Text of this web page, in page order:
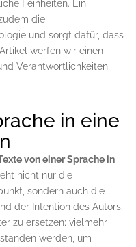
Feinheiten. Ein
die
und sorgt dafür, dass
werfen wir einen
Verantwortlichkeiten,
in eine
von einer Sprache in
nicht nur die
sondern auch die
der Intention des Autors.
zu ersetzen; vielmehr
werden, um